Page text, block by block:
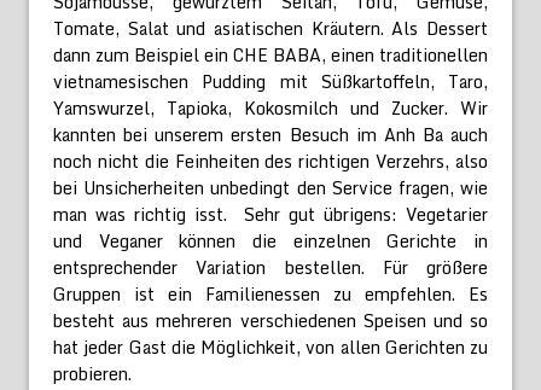
Tomate, Salat und asiatischen Kräutern. Als Dessert
dann zum Beispiel ein CHE BABA, einen traditionellen
vietnamesischen Pudding mit Süßkartoffeln, Taro,
Yamswurzel, Tapioka, Kokosmilch und Zucker. Wir
kannten bei unserem ersten Besuch im Anh Ba auch
noch nicht die Feinheiten des richtigen Verzehrs, also
bei Unsicherheiten unbedingt den Service fragen, wie
man was richtig isst. Sehr gut übrigens: Vegetarier
und Veganer können die einzelnen Gerichte in
entsprechender Variation bestellen. Für größere
Gruppen ist ein Familienessen zu empfehlen. Es
besteht aus mehreren verschiedenen Speisen und so
hat jeder Gast die Möglichkeit, von allen Gerichten zu
probieren.